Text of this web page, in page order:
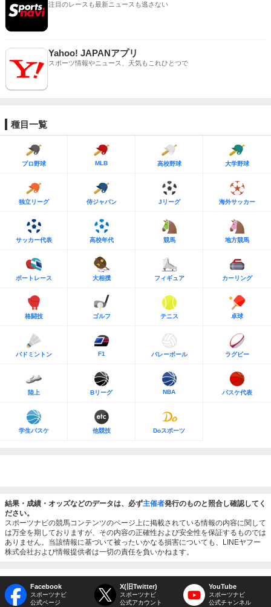
注目のレースも最新ニュースも逃さない
Yahoo! JAPANアプリ
スポーツ情報やニュース、天気もこれひとつで
種目一覧
プロ野球 MLB 高校野球 大学野球
独立リーグ 侍ジャパン Jリーグ 海外サッカー
サッカー代表 高校年代 競馬 地方競馬
ボートレース 大相撲 フィギュア カーリング
格闘技 ゴルフ テニス 卓球
バドミントン F1 バレーボール ラグビー
陸上 Bリーグ NBA バスケ代表
学生バスケ 他競技 Doスポーツ
結果・成績・オッズなどのデータは、必ず主催者発行のものと照合し確認してく
ださい。
スポーツナビの競馬コンテンツのページ上に掲載されている情報の内容に関して
は万全を期しておりますが、その内容の正確性および安全性を保証するものでは
ありません。当該情報に基づいて被ったいかなる損害についても、LINEヤフー
株式会社および情報提供者は一切の責任を負いかねます。
Facebook
スポーツナビ
公式ページ
X(旧Twitter)
スポーツナビ
公式アカウント
YouTube
スポーツナビ
公式チャンネル